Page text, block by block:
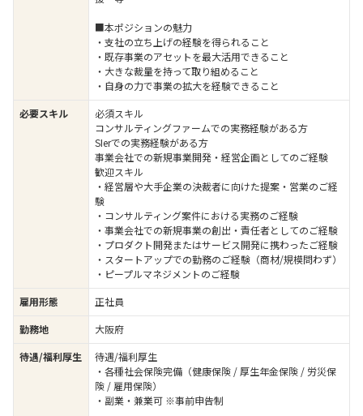
■本ポジションの魅力
・支社の立ち上げの経験を得られること
・既存事業のアセットを最大活用できること
・大きな裁量を持って取り組めること
・自身の力で事業の拡大を経験できること
必要スキル
必須スキル
コンサルティングファームでの実務経験がある方
SIerでの実務経験がある方
事業会社での新規事業開発・経営企画としてのご経験
歓迎スキル
・経営層や大手企業の決裁者に向けた提案・営業のご経
験
・コンサルティング案件における実務のご経験
・事業会社での新規事業の創出・責任者としてのご経験
・プロダクト開発またはサービス開発に携わったご経験
・スタートアップでの勤務のご経験（商材/規模問わず）
・ピープルマネジメントのご経験
雇用形態
正社員
勤務地
大阪府
待遇/福利厚生
待遇/福利厚生
・各種社会保険完備（健康保険 / 厚生年金保険 / 労災保
険 / 雇用保険）
・副業・兼業可 ※事前申告制